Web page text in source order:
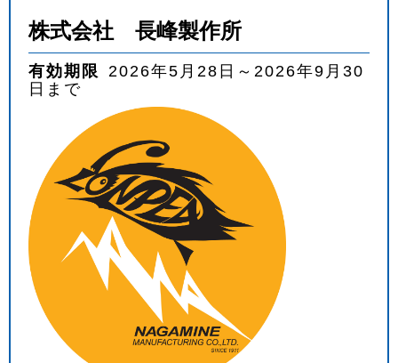
株式会社 長峰製作所
有効期限
2026年5月28日～2026年9月30
日まで